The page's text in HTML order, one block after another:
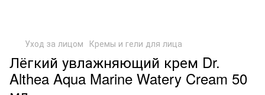
Уход за лицом Кремы и гели для лица
Лёгкий увлажняющий крем Dr.
Althea Aqua Marine Watery Cream 50